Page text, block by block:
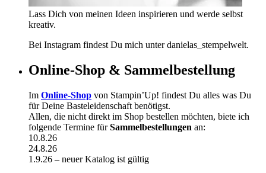
Lass Dich von meinen Ideen inspirieren und werde selbst
kreativ.
Bei Instagram findest Du mich unter danielas_stempelwelt.
Online-Shop & Sammelbestellung
Im Online-Shop von Stampin’Up! findest Du alles was Du
für Deine Basteleidenschaft benötigst.
Allen, die nicht direkt im Shop bestellen möchten, biete ich
folgende Termine fürSammelbestellungen an:
10.8.26
24.8.26
1.9.26 – neuer Katalog ist gültig